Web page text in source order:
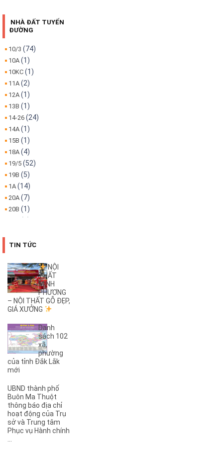
NHÀ ĐẤT TUYẾN
ĐƯỜNG
10/3 (74)
10A (1)
10KC (1)
11A (2)
12A (1)
13B (1)
14-26 (24)
14A (1)
15B (1)
18A (4)
19/5 (52)
19B (5)
1A (14)
20A (7)
20B (1)
25B(4)
26B(1)
27B(2)
2KC(1)
30/4(29)
32(1)
32A(1)
3A(1)
3B(3)
3KC (1)
4A(1)
5A(1)
5KC(3)
6A(1)
6B (1)
TIN TỨC
NỘI
THẤT
MINH
PHƯƠNG
– NỘI THẤT GỖ ĐẸP,
GIÁ XƯỞNG
Danh
sách 102
xã,
phường
của tỉnh Đắk Lắk
mới
UBND thành phố
Buôn Ma Thuột
thông báo địa chỉ
hoạt động của Trụ
sở và Trung tâm
Phục vụ Hành chính